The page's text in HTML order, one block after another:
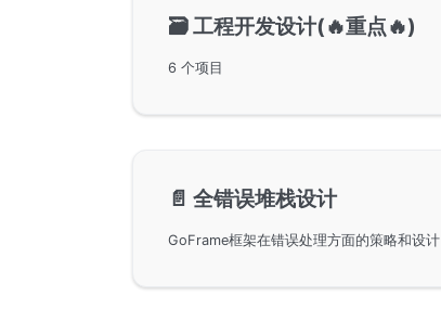
🗃️工程开发设计(🔥重点🔥)
6 个项目
📄️ 全错误堆栈设计